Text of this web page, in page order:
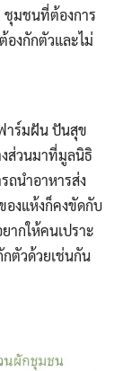
ชุมชนที่ต้องการ
องกักตัวและไม่
าร์มฝัน ปันสุข
ส่วนมาที่มูลนิธิ
ถนำอาหารส่ง
องแห้งก็คงขัดกับ
ากให้คนเปราะ
กตัวด้วยเช่นกัน